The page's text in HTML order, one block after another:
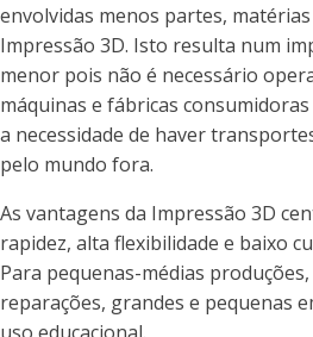
envolvidas menos partes,
Impressão 3D. Isto resulta num
menor pois não é necessário
máquinas e fábricas
a necessidade de haver
pelo mundo fora.
As vantagens da Impressão 3D
rapidez, alta flexibilidade e baixo
Para pequenas-médias
reparações, grandes e pequenas